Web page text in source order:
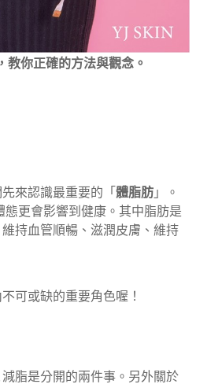
你正確的方法與觀念。
來認識最重要的「 體脂肪 」。
更會影響到健康。 其中脂肪是
持血管順暢、滋潤皮膚、維持
可或缺的重要角色喔！
脂是分開的兩件事。另外關於